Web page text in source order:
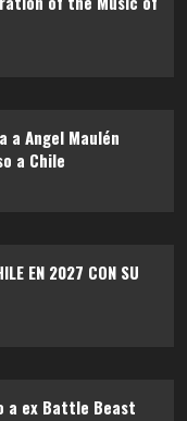
a Angel Maulén
a Chile
EN 2027 CON SU
a ex Battle Beast